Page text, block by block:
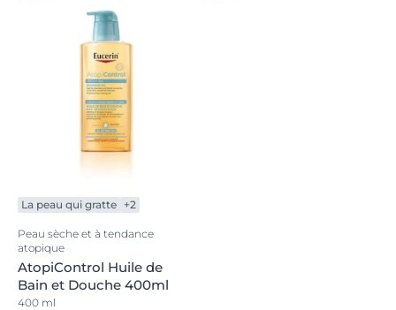
La peau qui gratte +2
Peau sèche et à tendance
atopique
AtopiControl Huile de
Bain et Douche 400ml
400 ml